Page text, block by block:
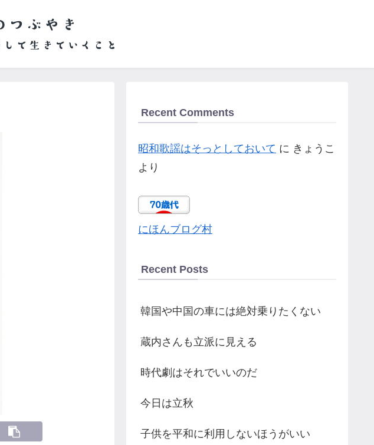
Recent Comments
昭和歌謡はそっとしておいて に きょうこ
より
にほんブログ村
Recent Posts
韓国や中国の車には絶対乗りたくない
蔵内さんも立派に見える
時代劇はそれでいいのだ
今日は立秋
子供を平和に利用しないほうがいい